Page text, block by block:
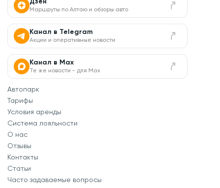
Маршруты по Алтаю и обзоры авто
Канал в Telegram
Акции и оперативные новости
Канал в Max
Те же новости - для Max
Автопарк
Тарифы
Условия аренды
Система лояльности
О нас
Отзывы
Контакты
Статьи
Часто задаваемые вопросы